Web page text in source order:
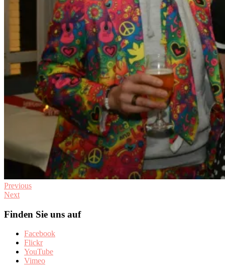
Previous
Next
Finden Sie uns auf
Facebook
Flickr
YouTube
Vimeo